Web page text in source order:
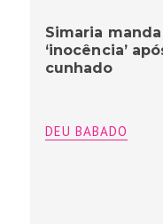
Simaria
‘inocência’
cunhado
DEU BABADO